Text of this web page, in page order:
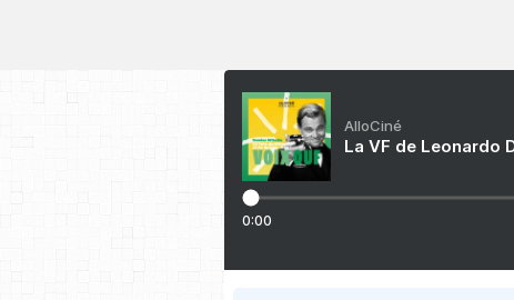
AlloCiné
La VF de Leonardo
0:00